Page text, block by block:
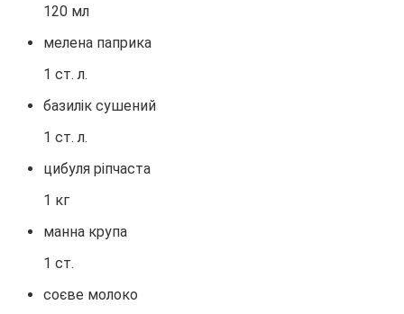
120 мл
мелена паприка
1 ст. л.
базилік сушений
1 ст. л.
цибуля ріпчаста
1 кг
манна крупа
1 ст.
соєве молоко